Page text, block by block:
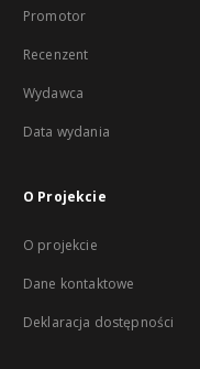
Promotor
Recenzent
Wydawca
Data wydania
O Projekcie
O projekcie
Dane kontaktowe
Deklaracja dostępności